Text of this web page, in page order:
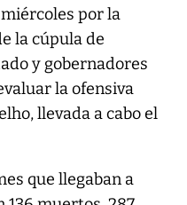
por la
la cúpula de
y gobernadores
la ofensiva
llevada a cabo el
que llegaban a